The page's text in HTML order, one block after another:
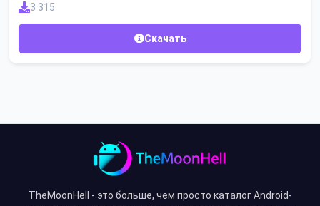
3 315
Скачать
TheMoonHell - это больше, чем просто каталог Android-